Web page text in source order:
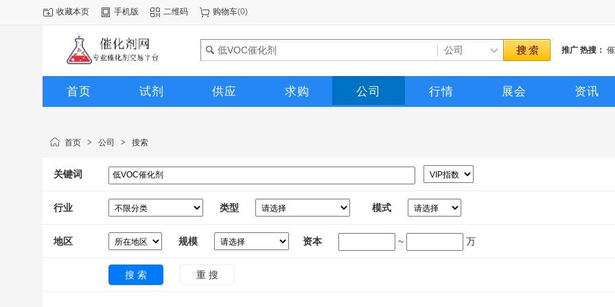
收藏本页 手机版 二维码 购物车(0)
推广 热搜：
首页 试剂 供应 求购 公司 行情 展会 资讯
首页 > 公司 > 搜索
关键词
行业 类型 模式
地区 规模 资本 ~ 万